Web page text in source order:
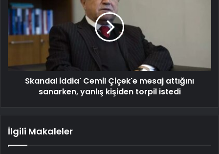
Skandal iddia' Cemil Çiçek'e mesaj attığını
sanarken, yanlış kişiden torpil istedi
İlgili Makaleler